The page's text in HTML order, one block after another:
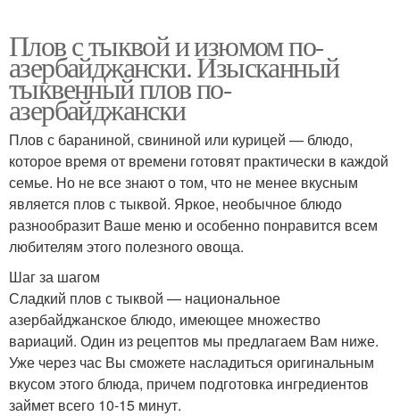
Плов с тыквой и изюмом по-
азербайджански. Изысканный
тыквенный плов по-
азербайджански
Плов с бараниной, свининой или курицей — блюдо,
которое время от времени готовят практически в каждой
семье. Но не все знают о том, что не менее вкусным
является плов с тыквой. Яркое, необычное блюдо
разнообразит Ваше меню и особенно понравится всем
любителям этого полезного овоща.
Шаг за шагом
Сладкий плов с тыквой — национальное
азербайджанское блюдо, имеющее множество
вариаций. Один из рецептов мы предлагаем Вам ниже.
Уже через час Вы сможете насладиться оригинальным
вкусом этого блюда, причем подготовка ингредиентов
займет всего 10-15 минут.